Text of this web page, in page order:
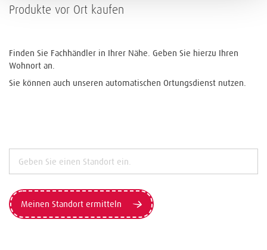
Produkte vor Ort kaufen
Finden Sie Fachhändler in Ihrer Nähe. Geben Sie hierzu Ihren
Wohnort an.
Sie können auch unseren automatischen Ortungsdienst nutzen.
Meinen Standort ermitteln